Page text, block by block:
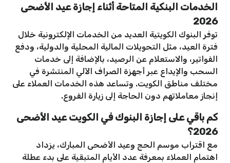
الخدمات البنكية المتاحة أثناء إجازة عيد الأضحى
2026
توفر البنوك الكويتية العديد من الخدمات الإلكترونية خلال
فترة العيد، مثل التحويلات المالية المحلية والدولية، ودفع
الفواتير، والاستعلام عن الرصيد، بالإضافة إلى خدمات
السحب والإيداع عبر أجهزة الصراف الآلي المنتشرة في
مختلف مناطق الكويت. وتساعد هذه الخدمات العملاء على
إنجاز معاملاتهم دون الحاجة إلى زيارة الفروع.
كم باقي على إجازة البنوك في الكويت عيد الأضحى
2026؟
مع اقتراب موسم الحج وعيد الأضحى المبارك، يزداد
اهتمام العملاء بمعرفة عدد الأيام المتبقية على بدء عطلة